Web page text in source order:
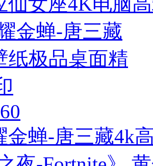
金蝉-唐三藏4k